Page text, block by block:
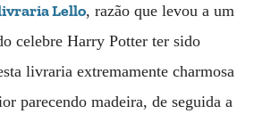
Lello, razão que levou a um
celebre Harry Potter ter sido
livraria extremamente charmosa
parecendo madeira, de seguida a